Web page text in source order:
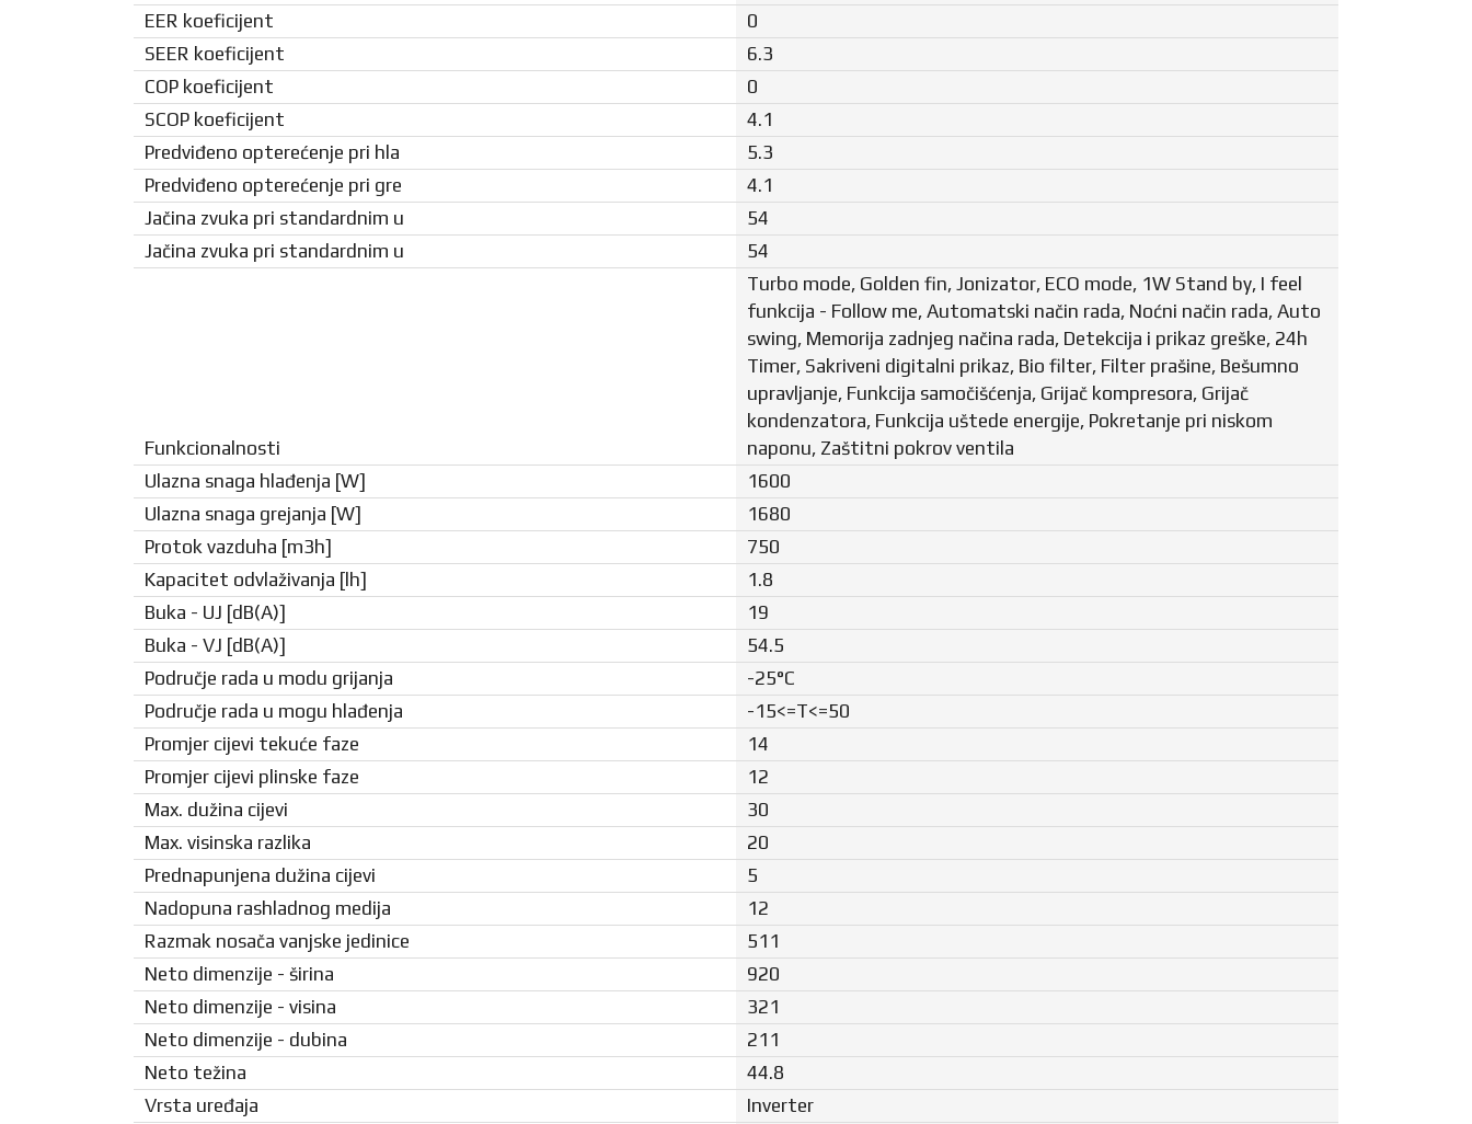
EER koeficijent
0
SEER koeficijent
6.3
COP koeficijent
0
SCOP koeficijent
4.1
Predviđeno opterećenje pri hla
5.3
Predviđeno opterećenje pri gre
4.1
Jačina zvuka pri standardnim u
54
Jačina zvuka pri standardnim u
54
Funkcionalnosti
Turbo mode, Golden fin, Jonizator, ECO mode, 1W Stand by, I feel
funkcija - Follow me, Automatski način rada, Noćni način rada, Auto
swing, Memorija zadnjeg načina rada, Detekcija i prikaz greške, 24h
Timer, Sakriveni digitalni prikaz, Bio filter, Filter prašine, Bešumno
upravljanje, Funkcija samočišćenja, Grijač kompresora, Grijač
kondenzatora, Funkcija uštede energije, Pokretanje pri niskom
naponu, Zaštitni pokrov ventila
Ulazna snaga hlađenja [W]
1600
Ulazna snaga grejanja [W]
1680
Protok vazduha [m3h]
750
Kapacitet odvlaživanja [lh]
1.8
Buka - UJ [dB(A)]
19
Buka - VJ [dB(A)]
54.5
Područje rada u modu grijanja
-25°C
Područje rada u mogu hlađenja
-15<=T<=50
Promjer cijevi tekuće faze
14
Promjer cijevi plinske faze
12
Max. dužina cijevi
30
Max. visinska razlika
20
Prednapunjena dužina cijevi
5
Nadopuna rashladnog medija
12
Razmak nosača vanjske jedinice
511
Neto dimenzije - širina
920
Neto dimenzije - visina
321
Neto dimenzije - dubina
211
Neto težina
44.8
Vrsta uređaja
Inverter